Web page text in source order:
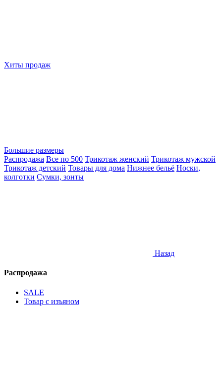
Хиты продаж
Большие размеры
Распродажа Все по 500 Трикотаж женский Трикотаж мужской
Трикотаж детский Товары для дома Нижнее бельё Носки,
колготки Сумки, зонты
Назад
Распродажа
SALE
Товар с изъяном